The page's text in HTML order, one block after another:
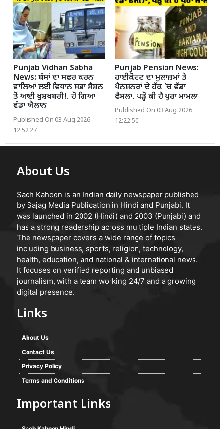
Punjab Vidhan Sabha
News: ਬੱਸਾਂ ਦਾ ਸਫ਼ਰ ਕਰਨ
ਵਾਲਿਆਂ ਲਈ ਵਿਧਾਨ ਸਭਾ ਸੈਸ਼ਨ
ਤੋਂ ਆਈ ਖੁਸ਼ਖਬਰੀ!, ਹੋ ਗਿਆ
ਵੱਡਾ ਐਲਾਨ
Published On 03 Aug 2026
12:52:27
Punjab Pension News:
ਹਾਈਕੋਰਟ ਦਾ ਮੁਲਾਜ਼ਮਾਂ ਤੇ
ਪੈਨਸ਼ਨਰਾਂ ਦੇ ਹੱਕ ’ਚ ਵੱਡਾ
ਫੈਸਲਾ, ਪੜ੍ਹੋ ਕੀ ਹੈ ਪੂਰਾ ਮਾਮਲਾ
Published On 03 Aug 2026
12:22:50
About Us
Sach Kahoon is an Indian daily newspaper published
by Sajag Media Publication in Hindi and Punjabi. It
was launched in 2002 (Hindi) and 2003 (Punjabi) and
has a strong readership across multiple Indian states.
The newspaper covers a wide range of topics
including business, sports, religion, technology,
health, education, and national & international news.
It focuses on verified reporting and unbiased
journalism, with a team working 24/7 and a growing
digital presence.
Links
About Us
Contact Us
Privacy Policy
Terms and Conditions
Important Links